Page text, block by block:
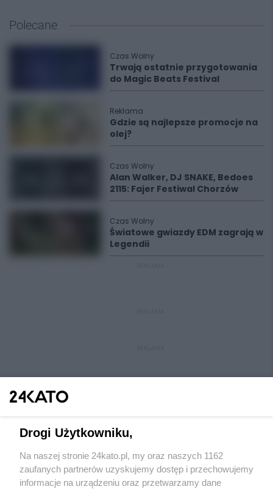
Polecane
Czas Wolny
Trwają ostatnie przygotowania
do Magic Beats Festival
Reklama
Gdzie są najlepsze promocje na
olej?
Czas Wolny
Alan Walker, DJ SNAKE, Bedoes
2115: Fajer Festiwal Chorzów
Czas Wolny
Światowe gwiazdy EDM zagrają w
Legendii
Wydawca mediów lokalnych
Drogi Użytkowniku,
Na naszej stronie 24kato.pl, my oraz naszych 1162
zaufanych partnerów uzyskujemy dostęp i przechowujemy
informacje na urządzeniu oraz przetwarzamy dane